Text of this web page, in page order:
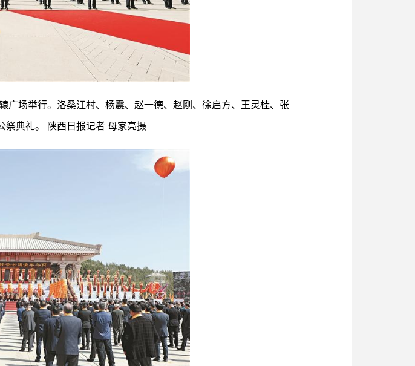
广场举行。洛桑江村、杨震、赵一德、赵刚、徐启方、王灵桂、张
祭典礼。 陕西日报记者 母家亮摄